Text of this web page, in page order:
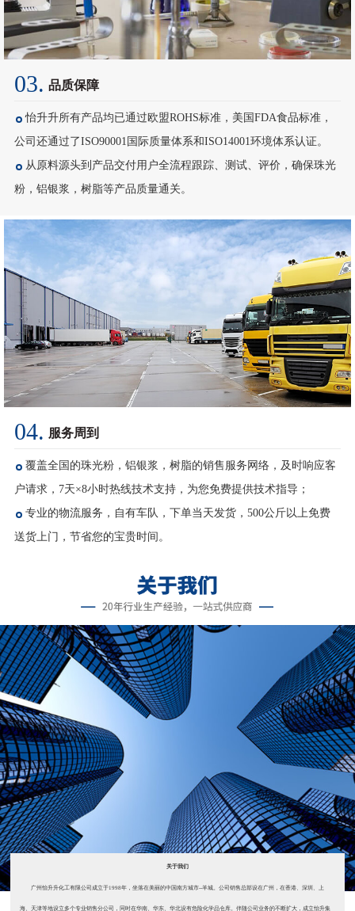
03. 品质保障
怡升升所有产品均已通过欧盟ROHS标准，美国FDA食品标准，
从原料源头到产品交付用户全流程跟踪、测试、评价，确保珠光
粉，铝银浆，树脂等产品质量通关。
04. 服务周到
覆盖全国的珠光粉，铝银浆，树脂的销售服务网络，及时响应客
专业的物流服务，自有车队，下单当天发货，500公斤以上免费
送货上门，节省您的宝贵时间。
关于我们
广州怡升升化工有限公司成立于1998年，坐落在美丽的中国南方城市--羊城。公司销售总部设在广州，在香港、深圳、上
海、天津等地设立多个专业销售分公司，同时在华南、华东、华北设有危险化学品仓库。伴随公司业务的不断扩大，成立怡升集
团。 自公司成立以来，主要销售济南雅思达（2008年被美国星铂联收购）...